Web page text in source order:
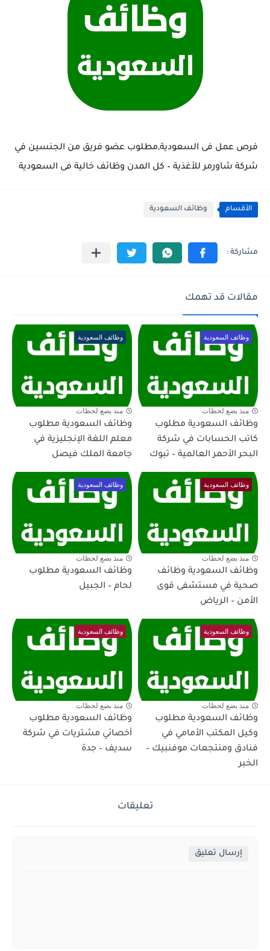
فرص عمل فى السعودية,مطلوب عضو فريق من الجنسين في
شركة شاورمر للأغذية – كل المدن وظائف خالية فى السعودية
الأقسام وظائف السعودية
مقالات قد تهمك
وظائف السعودية
منذ بضع لحظات
وظائف السعودية مطلوب
كاتب الحسابات في شركة
البحر الأحمر العالمية – تبوك
وظائف السعودية
منذ بضع لحظات
وظائف السعودية مطلوب
معلم اللغة الإنجليزية في
جامعة الملك فيصل
وظائف السعودية
منذ بضع لحظات
وظائف السعودية وظائف
صحية في مستشفى قوى
الأمن – الرياض
وظائف السعودية
منذ بضع لحظات
وظائف السعودية مطلوب
لحام – الجبيل
وظائف السعودية
منذ بضع لحظات
وظائف السعودية مطلوب
وكيل المكتب الأمامي في
فنادق ومنتجعات موفنبيك –
الخبر
وظائف السعودية
منذ بضع لحظات
وظائف السعودية مطلوب
أخصائي مشتريات في شركة
سديف – جدة
تعليقات
إرسال تعليق